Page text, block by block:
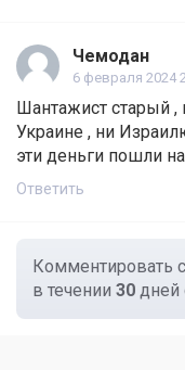
Чемодан
6 февраля 2024
Шантажист старый ,
Украине , ни
эти деньги пошли
Ответить
Комментировать
в течении 30 дней